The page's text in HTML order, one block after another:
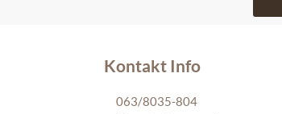
Kontakt Info
063/8035-804